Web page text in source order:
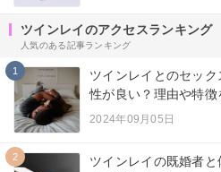
ツインレイのアクセスランキング
人気のある記事ランキング
1
ツインレイとのセッ
性が良い？理由や特徴
2024年09月05日
2
ツインレイの既婚者